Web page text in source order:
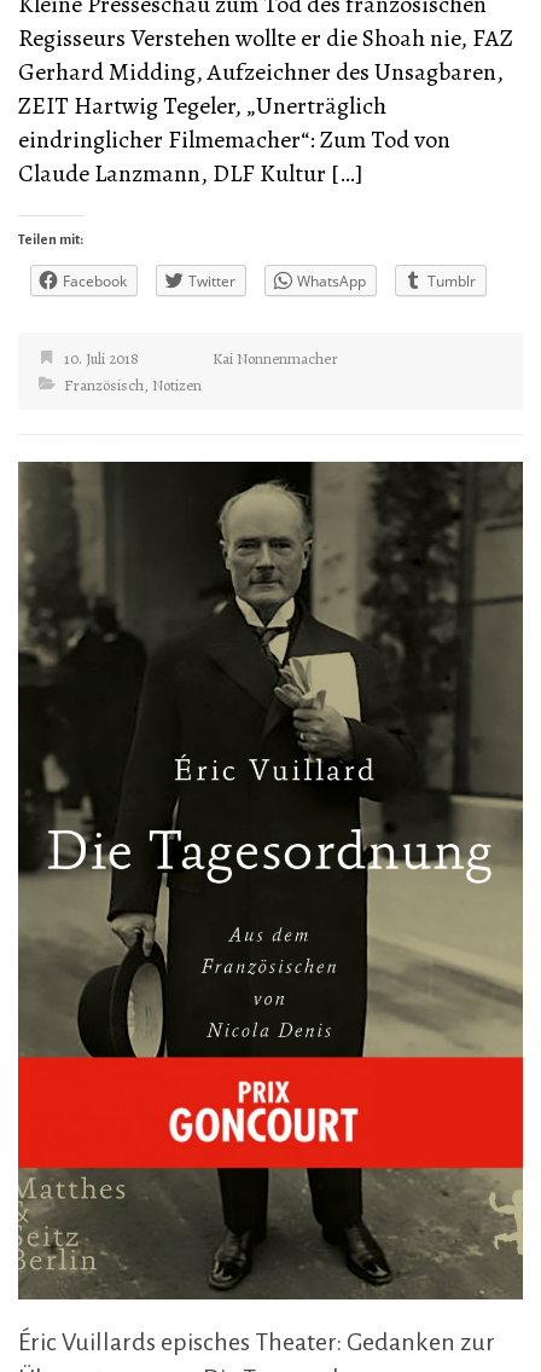
Regisseurs Verstehen wollte er die Shoah nie, FAZ
Gerhard Midding, Aufzeichner des Unsagbaren,
ZEIT Hartwig Tegeler, „Unerträglich
eindringlicher Filmemacher“: Zum Tod von
Claude Lanzmann, DLF Kultur […]
Teilen mit:
Facebook Twitter WhatsApp Tumblr
10. Juli 2018
Kai Nonnenmacher
Französisch, Notizen
Éric Vuillards episches Theater: Gedanken zur